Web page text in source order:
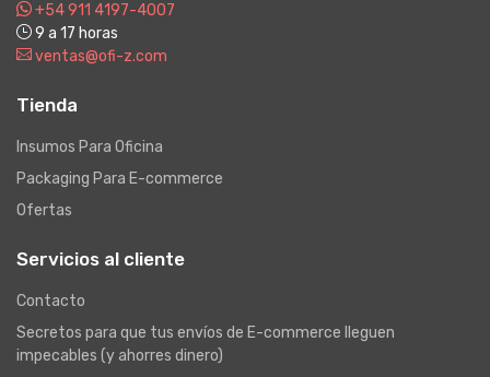
+54 911 4197-4007
9 a 17 horas
ventas@ofi-z.com
Tienda
Insumos Para Oficina
Packaging Para E-commerce
Ofertas
Servicios al cliente
Contacto
Secretos para que tus envíos de E-commerce lleguen
impecables (y ahorres dinero)